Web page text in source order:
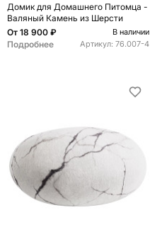
Домик для Домашнего Питомца -
Валяный Камень из Шерсти
От 18 900 ₽ В наличии
Подробнее Артикул: 76.007-4